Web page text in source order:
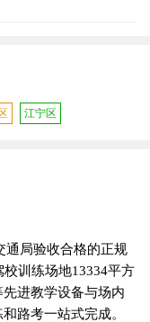
江宁区
通局验收合格的正规
训练场地13334平方
进教学设备与场内
路考一站式完成。